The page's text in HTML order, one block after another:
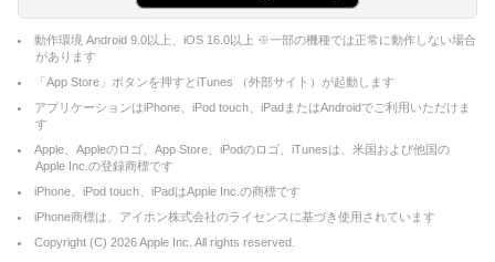
動作環境 Android 9.0以上、iOS 16.0以上 ※一部の機種では正常に動作しない場合
があります
「App Store」ボタンを押すとiTunes （外部サイト）が起動します
アプリケーションはiPhone、iPod touch、iPadまたはAndroidでご利用いただけま
す
Apple、Appleのロゴ、App Store、iPodのロゴ、iTunesは、米国および他国の
Apple Inc.の登録商標です
iPhone、iPod touch、iPadはApple Inc.の商標です
iPhone商標は、アイホン株式会社のライセンスに基づき使用されています
Copyright (C) 2026Apple Inc. All rights reserved.